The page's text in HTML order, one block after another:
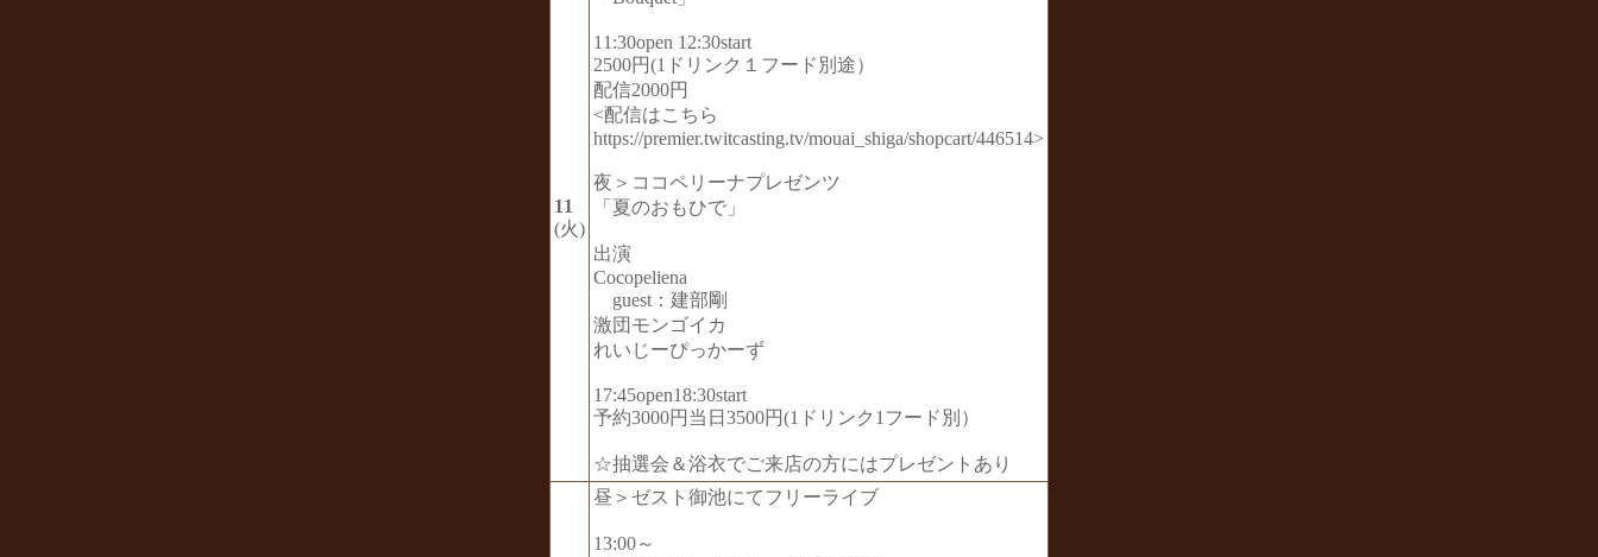
11
(火)
11:30open 12:30start
2500円(1ドリンク１フード別途）
配信2000円
<配信はこちら
https://premier.twitcasting.tv/mouai_shiga/shopcart/446514>
夜＞ココペリーナプレゼンツ
「夏のおもひで」
出演
Cocopeliena
guest：建部剛
激団モンゴイカ
れいじーぴっかーず
17:45open18:30start
予約3000円当日3500円(1ドリンク1フード別）
☆抽選会＆浴衣でご来店の方にはプレゼントあり
昼＞ゼスト御池にてフリーライブ
13:00～